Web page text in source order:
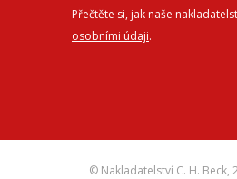
Přečtěte si, jak naše
osobními údaji.
© Nakladatelství C. H. Beck,